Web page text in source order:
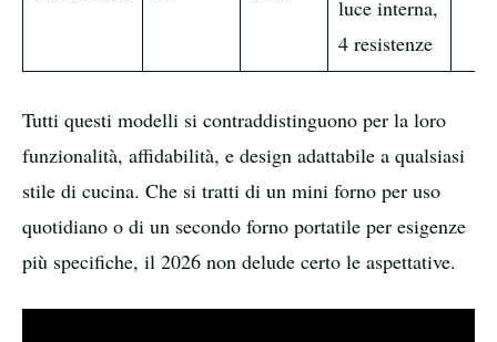
luce interna,
4 resistenze
Tutti questi modelli si contraddistinguono per la loro
funzionalità, affidabilità, e design adattabile a qualsiasi
stile di cucina. Che si tratti di un mini forno per uso
quotidiano o di un secondo forno portatile per esigenze
più specifiche, il 2026 non delude certo le aspettative.